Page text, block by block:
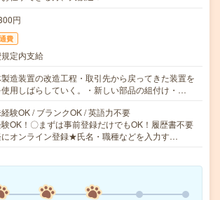
円
費
定内支給
造装置の改造工程・取引先から戻ってきた装置を
使用しばらしていく。・新しい部品の組付け・…
験OK / ブランクOK / 英語力不要
OK！〇まずは事前登録だけでもOK！履歴書不要
オンライン登録★氏名・職種などを入力す…